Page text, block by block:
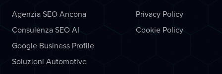
Agenzia SEO Ancona
Consulenza SEO AI
Google Business Profile
Soluzioni Automotive
Privacy Policy
Cookie Policy